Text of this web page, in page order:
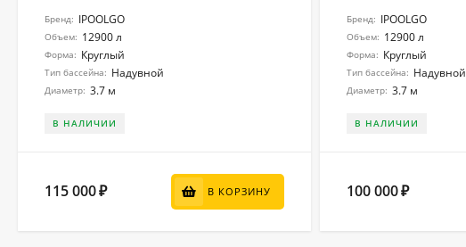
Бренд: IPOOLGO
Объем: 12900 л
Форма: Круглый
Тип бассейна: Надувной
Диаметр: 3.7 м
В НАЛИЧИИ
115 000₽ В КОРЗИНУ
Бренд: IPOOLGO
Объем: 12900 л
Форма: Круглый
Тип бассейна: Надувной
Диаметр: 3.7 м
В НАЛИЧИИ
100 000₽